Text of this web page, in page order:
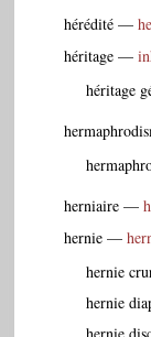
hérédité —
héritage —
héritage
herniaire —
hernie —
hernie
hernie